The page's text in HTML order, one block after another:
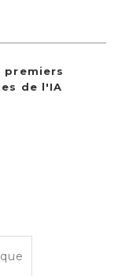
premiers
de l'IA